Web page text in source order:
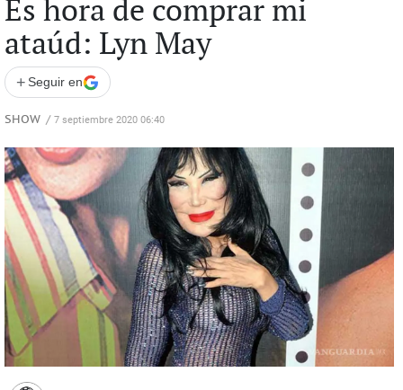
Es hora de comprar mi
ataúd: Lyn May
+ Seguir en
SHOW / 7 septiembre 2020 06:40